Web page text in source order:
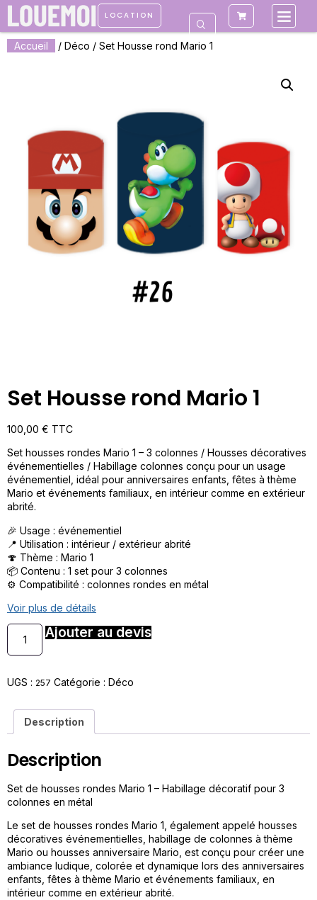
LOCATION
Accueil / Déco / Set Housse rond Mario 1
Set Housse rond Mario 1
100,00 € TTC
Set housses rondes Mario 1 – 3 colonnes / Housses décoratives
événementielles / Habillage colonnes conçu pour un usage
événementiel, idéal pour anniversaires enfants, fêtes à thème
Mario et événements familiaux, en intérieur comme en extérieur
abrité.
🎉 Usage : événementiel
📍 Utilisation : intérieur / extérieur abrité
🍄 Thème : Mario 1
📦 Contenu : 1 set pour 3 colonnes
⚙️ Compatibilité : colonnes rondes en métal
Voir plus de détails
Ajouter au devis
UGS : 257 Catégorie : Déco
Description
Description
Set de housses rondes Mario 1 – Habillage décoratif pour 3
colonnes en métal
Le set de housses rondes Mario 1, également appelé housses
décoratives événementielles, habillage de colonnes à thème
Mario ou housses anniversaire Mario, est conçu pour créer une
ambiance ludique, colorée et dynamique lors des anniversaires
enfants, fêtes à thème Mario et événements familiaux, en
intérieur comme en extérieur abrité.